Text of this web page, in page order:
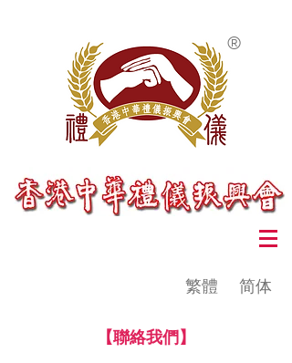
®
简体
繁體
【聯絡我們】